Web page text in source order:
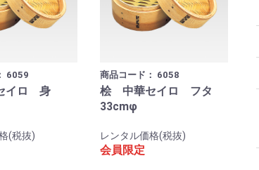
6059
イロ 身
(税抜)
商品コード： 6058
桧 中華セイロ フタ
33cmφ
レンタル価格(税抜)
会員限定